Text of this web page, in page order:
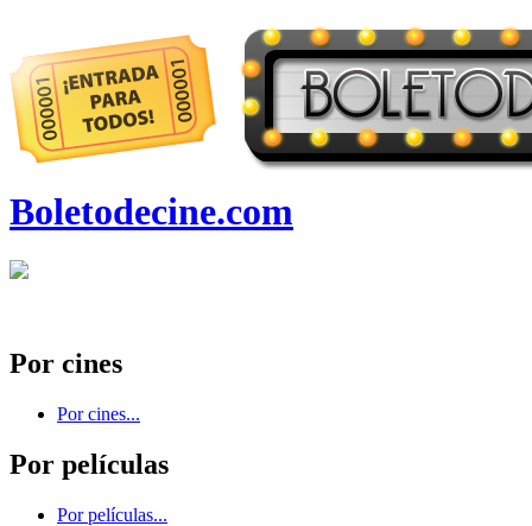
Boletodecine.com
Por cines
Por cines...
Por películas
Por películas...